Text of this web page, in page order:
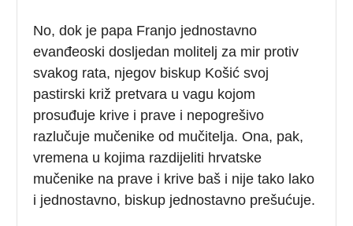
No, dok je papa Franjo jednostavno
evanđeoski dosljedan molitelj za mir protiv
svakog rata, njegov biskup Košić svoj
pastirski križ pretvara u vagu kojom
prosuđuje krive i prave i nepogrešivo
razlučuje mučenike od mučitelja. Ona, pak,
vremena u kojima razdijeliti hrvatske
mučenike na prave i krive baš i nije tako lako
i jednostavno, biskup jednostavno prešućuje.